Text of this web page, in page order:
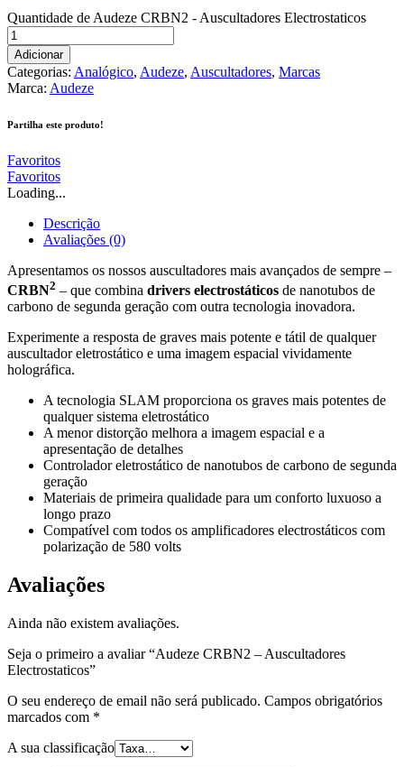
Quantidade de Audeze CRBN2 - Auscultadores Electrostaticos
Adicionar
Categorias: Analógico, Audeze, Auscultadores, Marcas
Marca: Audeze
Partilha este produto!
Favoritos
Favoritos
Loading...
Descrição
Avaliações (0)
Apresentamos os nossos auscultadores mais avançados de sempre –
CRBN2 – que combina drivers electrostáticos de nanotubos de
carbono de segunda geração com outra tecnologia inovadora.
Experimente a resposta de graves mais potente e tátil de qualquer
auscultador eletrostático e uma imagem espacial vividamente
holográfica.
A tecnologia SLAM proporciona os graves mais potentes de
qualquer sistema eletrostático
A menor distorção melhora a imagem espacial e a
apresentação de detalhes
Controlador eletrostático de nanotubos de carbono de segunda
geração
Materiais de primeira qualidade para um conforto luxuoso a
longo prazo
Compatível com todos os amplificadores electrostáticos com
polarização de 580 volts
Avaliações
Ainda não existem avaliações.
Seja o primeiro a avaliar “Audeze CRBN2 – Auscultadores
Electrostaticos”
O seu endereço de email não será publicado. Campos obrigatórios
marcados com *
A sua classificação